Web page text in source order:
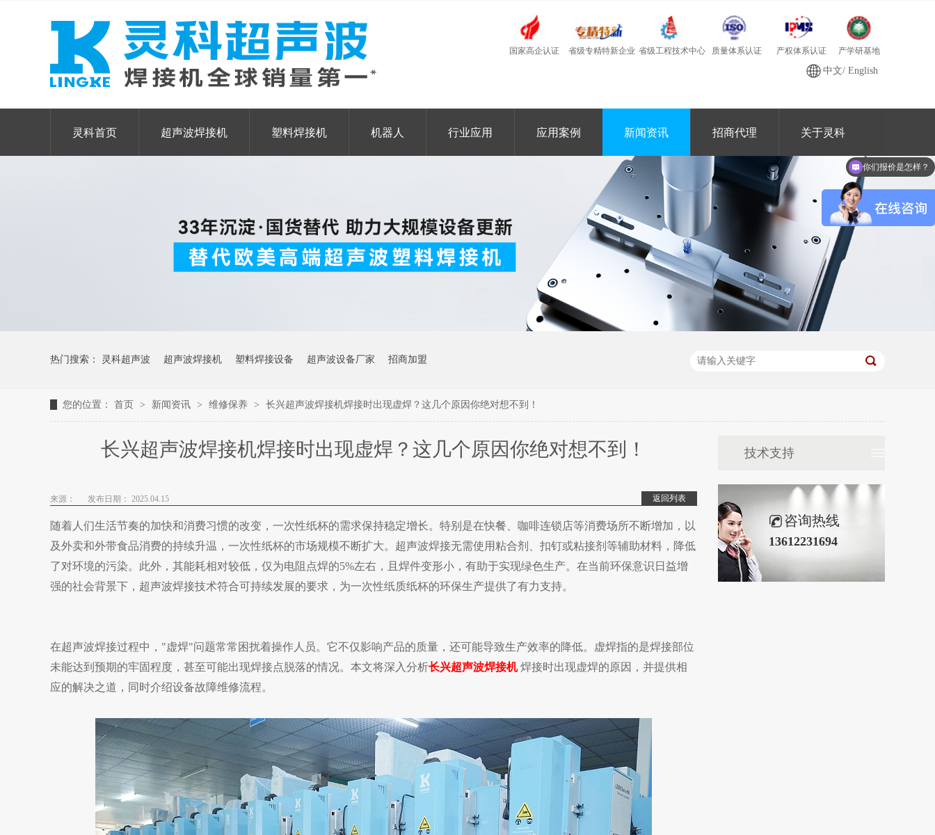
国家高企认证 省级专精特新企业 省级工程技术中心 质量体系认证 产权体系认证 产学研基地
中文/English
灵科首页 超声波焊接机 塑料焊接机 机器人 行业应用 应用案例 新闻资讯 招商代理 关于灵科
热门搜索： 灵科超声波 超声波焊接机 塑料焊接设备 超声波设备厂家 招商加盟
您的位置： 首页 > 新闻资讯 > 维修保养 > 长兴超声波焊接机焊接时出现虚焊？这几个原因你绝对想不到！
长兴超声波焊接机焊接时出现虚焊？这几个原因你绝对想不到！
返回列表
来源： 发布日期： 2025.04.15
随着人们生活节奏的加快和消费习惯的改变，一次性纸杯的需求保持稳定增长。特别是在快餐、咖啡连锁店等消费场所不断增加，以
及外卖和外带食品消费的持续升温，一次性纸杯的市场规模不断扩大。 超声波焊接无需使用粘合剂、扣钉或粘接剂等辅助材料，降低
了对环境的污染。此外，其能耗相对较低，仅为电阻点焊的5%左右，且焊件变形小，有助于实现绿色生产。在当前环保意识日益增
强的社会背景下，超声波焊接技术符合可持续发展的要求，为一次性纸质纸杯的环保生产提供了有力支持。
在超声波焊接过程中， "虚焊"问题常常困扰着操作人员。 它不仅影响产品的质量，还可能导致生产效率的降低。虚焊指的是焊接部位
未能达到预期的牢固程度，甚至可能出现焊接点脱落的情况。本文将深入分析长兴超声波焊接机 焊接时出现虚焊的原因，并提供相
应的解决之道，同时介绍设备故障维修流程。
技术支持
咨询热线
13612231694
你们报价是怎样？
可以做代理 / 经销商吗？